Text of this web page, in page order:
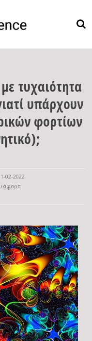
τυχαιότητα
υπάρχουν
φορτίων
02-2022